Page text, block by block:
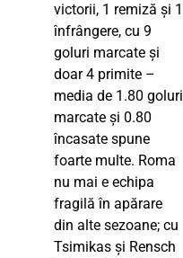
victorii, 1 remiză și 1
înfrângere, cu 9
goluri marcate și
doar 4 primite –
media de 1.80 goluri
marcate și 0.80
încasate spune
foarte multe. Roma
nu mai e echipa
fragilă în apărare
din alte sezoane; cu
Tsimikas și Rensch